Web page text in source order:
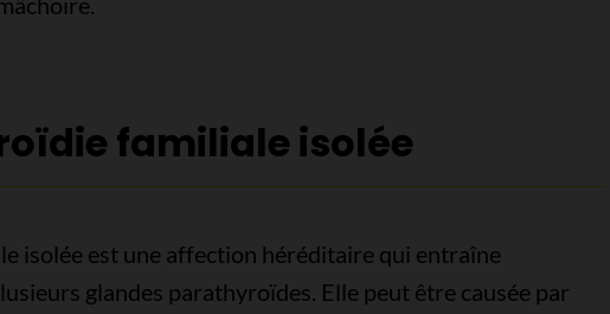
familiale isolée
isolée est une affection héréditaire qui entraîne
glandes parathyroïdes. Elle peut être causée par